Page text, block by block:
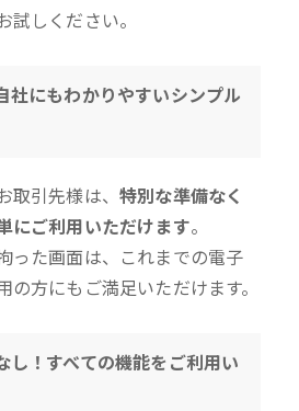
試しください。
にもわかりやすいシンプル
引先様は、 特別な準備なく
にご利用いただけます。
った画面は、これまでの電子
方にもご満足いただけます。
！すべての機能をご利用い